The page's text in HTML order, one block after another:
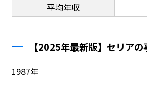
平均年収
【2025年最新版】セリア
1987年